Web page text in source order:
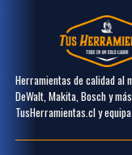
Herramientas de calidad al
DeWalt, Makita, Bosch y
TusHerramientas.cl y